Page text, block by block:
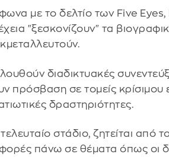
με το δελτίο των Five Eyes,
"ξεσκονίζουν" τα
διαδικτυακές
πρόσβαση σε τομείς
δραστηριότητες.
στάδιο, ζητείται από
πάνω σε θέματα όπως οι